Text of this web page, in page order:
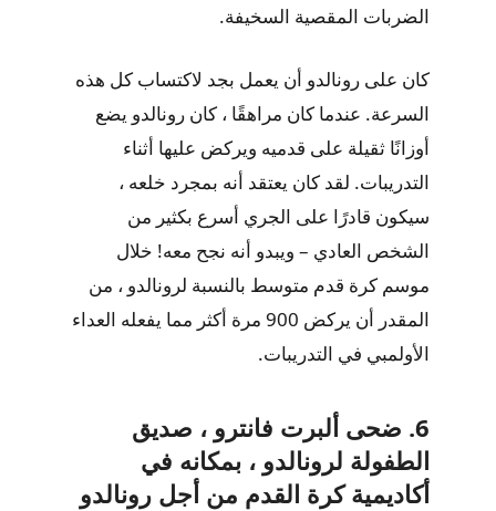
الضربات المقصية السخيفة.
كان على رونالدو أن يعمل بجد لاكتساب كل هذه
السرعة. عندما كان مراهقًا ، كان رونالدو يضع
أوزانًا ثقيلة على قدميه ويركض عليها أثناء
التدريبات. لقد كان يعتقد أنه بمجرد خلعه ،
سيكون قادرًا على الجري أسرع بكثير من
الشخص العادي – ويبدو أنه نجح معه! خلال
موسم كرة قدم متوسط ​​بالنسبة لرونالدو ، من
المقدر أن يركض 900 مرة أكثر مما يفعله العداء
الأولمبي في التدريبات.
6. ضحى ألبرت فانترو ، صديق
الطفولة لرونالدو ، بمكانه في
أكاديمية كرة القدم من أجل رونالدو